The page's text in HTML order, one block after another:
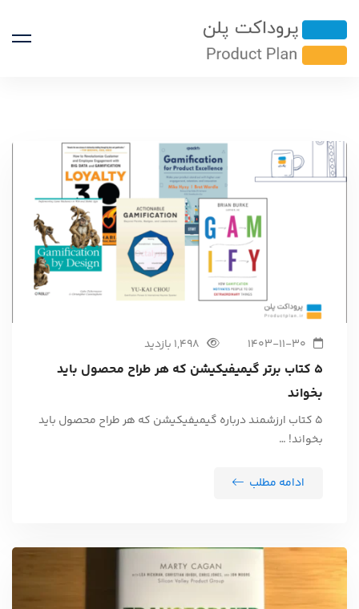
1403-11-30 1,498 بازدید
۵ کتاب برتر گیمیفیکیشن که هر طراح محصول باید
بخواند
۵ کتاب ارزشمند درباره گیمیفیکیشن که هر طراح محصول باید
بخواند! …
ادامه مطلب